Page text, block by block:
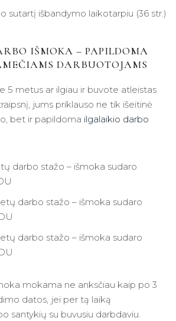
sutartį išbandymo laikotarpiu (36 str.)
IŠMOKA – PAPILDOMA
DARBUOTOJAMS
5 metus ar ilgiau ir buvote atleistas
jums priklauso ne tik išeitinė
bet ir papildoma ilgalaikio darbo
darbo stažo – išmoka sudaro
darbo stažo – išmoka sudaro
darbo stažo – išmoka sudaro
mokama ne anksčiau kaip po 3
datos, jei per tą laiką
santykių su buvusiu darbdaviu.